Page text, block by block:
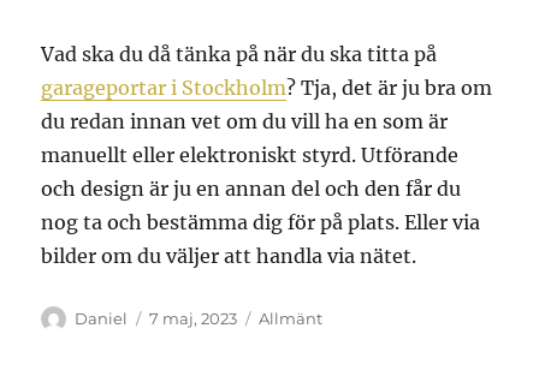
Vad ska du då tänka på när du ska titta på
garageportar i Stockholm? Tja, det är ju bra om
du redan innan vet om du vill ha en som är
manuellt eller elektroniskt styrd. Utförande
och design är ju en annan del och den får du
nog ta och bestämma dig för på plats. Eller via
bilder om du väljer att handla via nätet.
Författare
Daniel
Publicerat
7 maj, 2023 Kategorier
Allmänt